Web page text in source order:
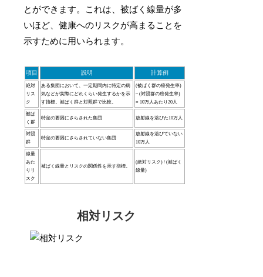
とができます。これは、被ばく線量が多
いほど、健康へのリスクが高まることを
示すために用いられます。
項目 説明 計算例
絶対
リス
ク
ある集団において、一定期間内に特定の病
気などが実際にどれくらい発生するかを示
す指標。被ばく群と対照群で比較。
(被ばく群の癌発生率)
– (対照群の癌発生率)
= 10万人あたり20人
被ば
く群
特定の要因にさらされた集団 放射線を浴びた10万人
対照
群
特定の要因にさらされていない集団
放射線を浴びていない
10万人
線量
あた
りリ
スク
被ばく線量とリスクの関係性を示す指標。
(絶対リスク) / (被ばく
線量)
相対リスク